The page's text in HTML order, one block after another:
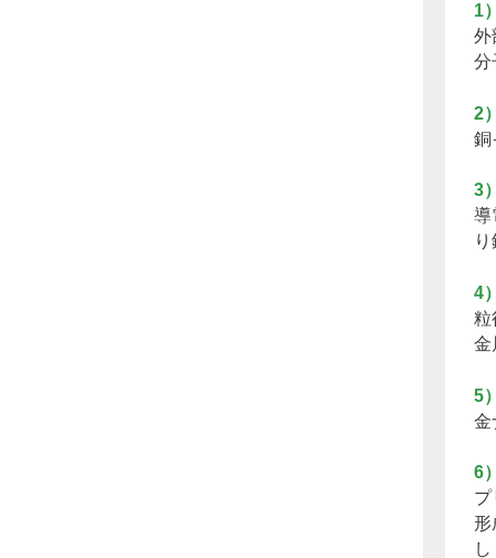
1
外
分
2
銅
3
導
4
粒
金
5
金
6
プ
形